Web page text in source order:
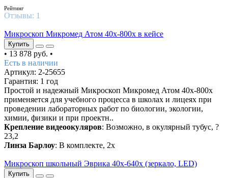
Рейтинг
Отзывы: 1
Микроскоп Микромед Атом 40x-800x в кейсе
Купить
• 13 878 руб. •
Есть в наличии
Артикул: 2-25655
Гарантия: 1 год
Простой и надежный Микроскоп Микромед Атом 40x-800x
применяется для учебного процесса в школах и лицеях при
проведении лабораторных работ по биологии, экологии,
химии, физики и при проектн..
Крепление видеоокуляров: Возможно, в окулярный тубус, ?
23,2
Линза Барлоу: В комплекте, 2х
Микроскоп школьный Эврика 40х-640х (зеркало, LED)
Купить